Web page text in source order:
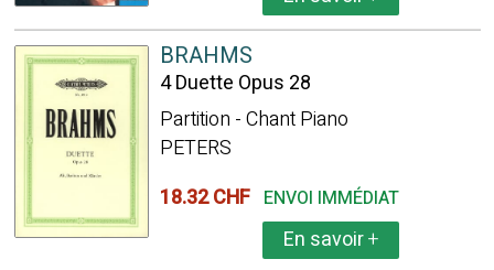
BRAHMS
4 Duette Opus 28
Partition - Chant Piano
PETERS
18.32 CHF ENVOI IMMÉDIAT
En savoir+